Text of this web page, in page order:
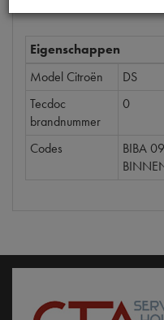
Eigenschappen
Model Citroën
DS
Tecdoc
brandnummer
0
Codes
BIBA